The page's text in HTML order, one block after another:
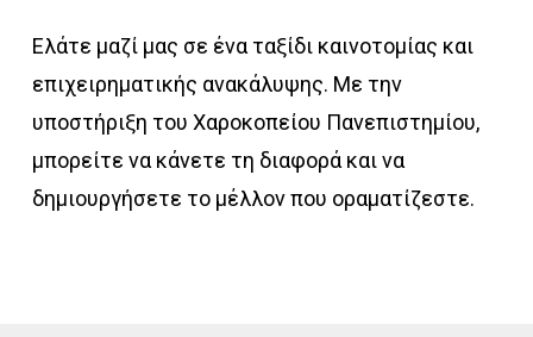
Ελάτε μαζί μας σε ένα ταξίδι καινοτομίας και
επιχειρηματικής ανακάλυψης. Με την
υποστήριξη του Χαροκοπείου Πανεπιστημίου,
μπορείτε να κάνετε τη διαφορά και να
δημιουργήσετε το μέλλον που οραματίζεστε.